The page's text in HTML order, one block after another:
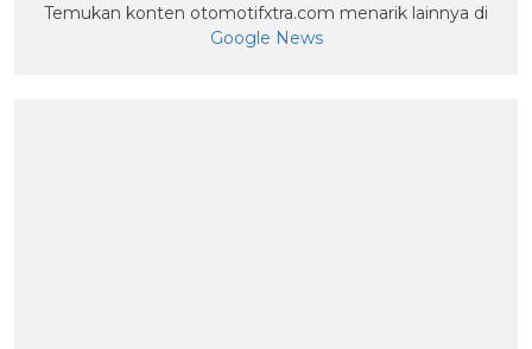
Temukan konten otomotifxtra.com menarik lainnya di
Google News